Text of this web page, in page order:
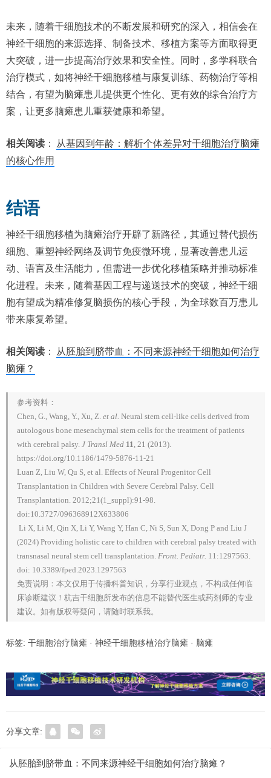
未来，随着干细胞技术的不断发展和研究的深入，相信会在
神经干细胞的来源选择、制备技术、移植方案等方面取得更
大突破，进一步提高治疗效果和安全性。同时，多学科联合
治疗模式，如将神经干细胞移植与康复训练、药物治疗等相
结合，有望为脑瘫患儿提供更个性化、更有效的综合治疗方
案，让更多脑瘫患儿重获健康和希望。
相关阅读 ：
从基因到年龄：解析个体差异对干细胞治疗脑瘫
的核心作用
结语
神经干细胞移植为脑瘫治疗开辟了新路径，其通过替代损伤
细胞、重塑神经网络及调节免疫微环境，显著改善患儿运
动、语言及生活能力，但需进一步优化移植策略并推动标准
化进程。未来，随着基因工程与递送技术的突破，神经干细
胞有望成为精准修复脑损伤的核心手段，为全球数百万患儿
带来康复希望。
相关阅读 ：
从胚胎到脐带血：不同来源神经干细胞如何治疗
脑瘫？
参考资料：
Chen, G., Wang, Y., Xu, Z. et al. Neural stem cell-like cells derived from
autologous bone mesenchymal stem cells for the treatment of patients
with cerebral palsy. J Transl Med 11 , 21 (2013).
https://doi.org/10.1186/1479-5876-11-21
Luan Z, Liu W, Qu S, et al. Effects of Neural Progenitor Cell
Transplantation in Children with Severe Cerebral Palsy. Cell
Transplantation. 2012;21(1_suppl):91-98.
doi:10.3727/096368912X633806
Li X, Li M, Qin X, Li Y, Wang Y, Han C, Ni S, Sun X, Dong P and Liu J
(2024) Providing holistic care to children with cerebral palsy treated with
transnasal neural stem cell transplantation. Front. Pediatr. 11:1297563.
doi: 10.3389/fped.2023.1297563
免责说明：本文仅用于传播科普知识，分享行业观点，不构成任何临
床诊断建议！杭吉干细胞所发布的信息不能替代医生或药剂师的专业
建议。如有版权等疑问，请随时联系我。
标签: 干细胞治疗脑瘫 · 神经干细胞移植治疗脑瘫 · 脑瘫
分享文章:
从胚胎到脐带血：不同来源神经干细胞如何治疗脑瘫？